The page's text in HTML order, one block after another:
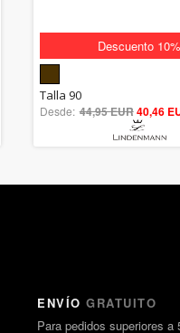
Descuento 10%
out of 5
Talla 90
Desde: 44,95 EUR40,46
ENVÍO GRATUITO
Para pedidos superiores a